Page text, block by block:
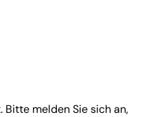
Bitte melden Sie sich an,